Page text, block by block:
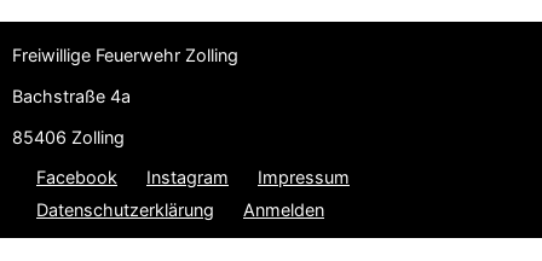
Freiwillige Feuerwehr Zolling
Bachstraße 4a
85406 Zolling
Facebook
Instagram
Impressum
Datenschutzerklärung
Anmelden